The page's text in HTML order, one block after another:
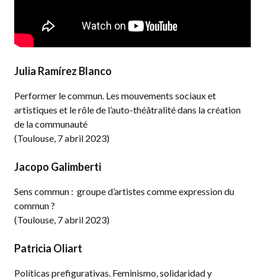
Julia Ramírez Blanco
Performer le commun. Les mouvements sociaux et
artistiques et le rôle de l’auto-théâtralité dans la création
de la communauté
(Toulouse, 7 abril 2023)
Jacopo Galimberti
Sens commun : groupe d’artistes comme expression du
commun ?
(Toulouse, 7 abril 2023)
Patricia Oliart
Políticas prefigurativas. Feminismo, solidaridad y